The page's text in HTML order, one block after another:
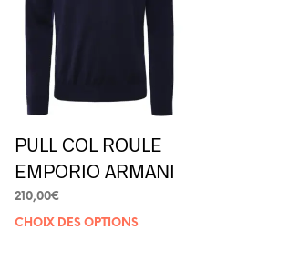
PULL COL ROULE
EMPORIO ARMANI
210,00€
CHOIX DES OPTIONSCe